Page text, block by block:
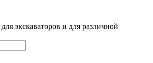
экскаваторов и для различной